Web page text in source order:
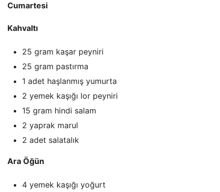
Cumartesi
Kahvaltı
25 gram kaşar peyniri
25 gram pastırma
1 adet haşlanmış yumurta
2 yemek kaşığı lor peyniri
15 gram hindi salam
2 yaprak marul
2 adet salatalık
Ara Öğün
4 yemek kaşığı yoğurt